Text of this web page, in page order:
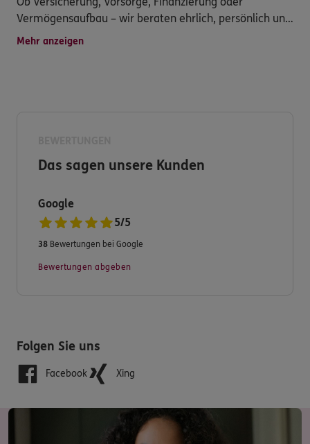
Vermögensaufbau – wir beraten ehrlich, persönlich und
mit Blick auf Ihre Ziele. Vor Ort, digital oder telefonisch.
Mehr anzeigen
Das sagen unsere Kunden
Google
5/5
38 Bewertungen bei Google
Bewertungen abgeben
Folgen Sie uns
Facebook Xing